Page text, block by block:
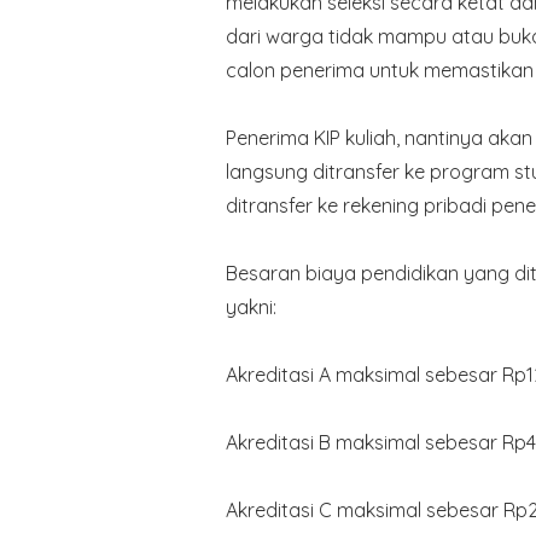
dari warga tidak mampu atau
calon penerima untuk
Penerima KIP kuliah, nantinya
langsung ditransfer ke program
ditransfer ke rekening pribadi
Besaran biaya pendidikan yang
yakni:
Akreditasi A maksimal sebesar
Akreditasi B maksimal sebesar
Akreditasi C maksimal sebesar